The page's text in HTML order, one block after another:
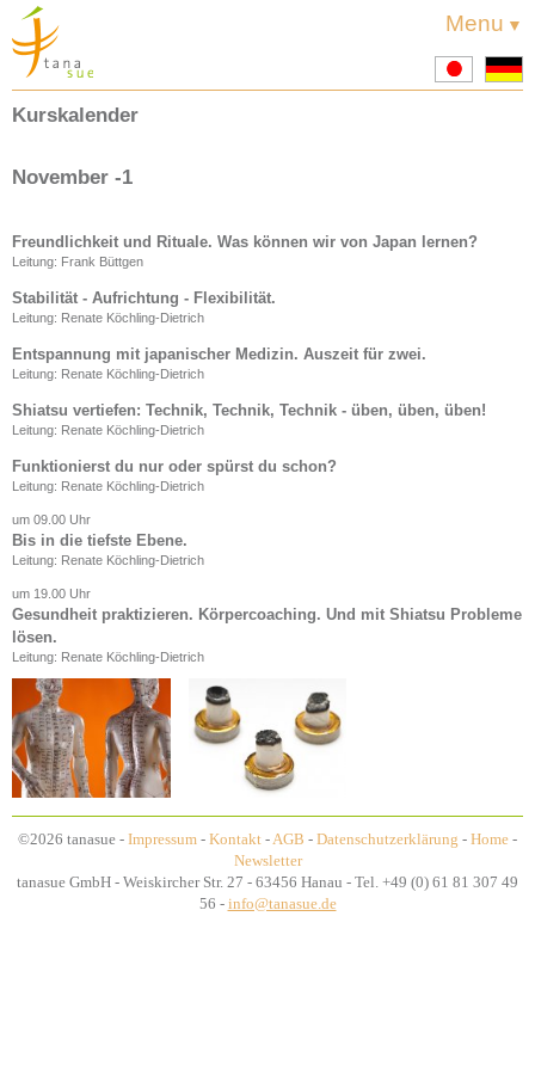
Menu
Anmeldung
Philosophie
Kurskalender
November -1
Freundlichkeit und Rituale. Was können wir von Japan lernen?
Leitung: Frank Büttgen
Stabilität - Aufrichtung - Flexibilität.
Leitung: Renate Köchling-Dietrich
Entspannung mit japanischer Medizin. Auszeit für zwei.
Leitung: Renate Köchling-Dietrich
Shiatsu vertiefen: Technik, Technik, Technik - üben, üben, üben!
Leitung: Renate Köchling-Dietrich
Funktionierst du nur oder spürst du schon?
Leitung: Renate Köchling-Dietrich
um 09.00 Uhr
Bis in die tiefste Ebene.
Leitung: Renate Köchling-Dietrich
um 19.00 Uhr
Gesundheit praktizieren. Körpercoaching. Und mit Shiatsu Probleme
lösen.
Leitung: Renate Köchling-Dietrich
©2026 tanasue - Impressum - Kontakt - AGB - Datenschutzerklärung - Home -
Newsletter
tanasue GmbH - Weiskircher Str. 27 - 63456 Hanau - Tel. +49 (0) 61 81 307 49
56 - info@tanasue.de